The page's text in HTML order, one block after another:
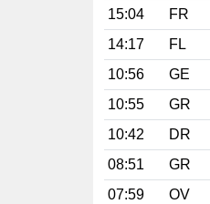
15:04
FR
14:17
FL
10:56
GE
10:55
GR
10:42
DR
08:51
GR
07:59
OV